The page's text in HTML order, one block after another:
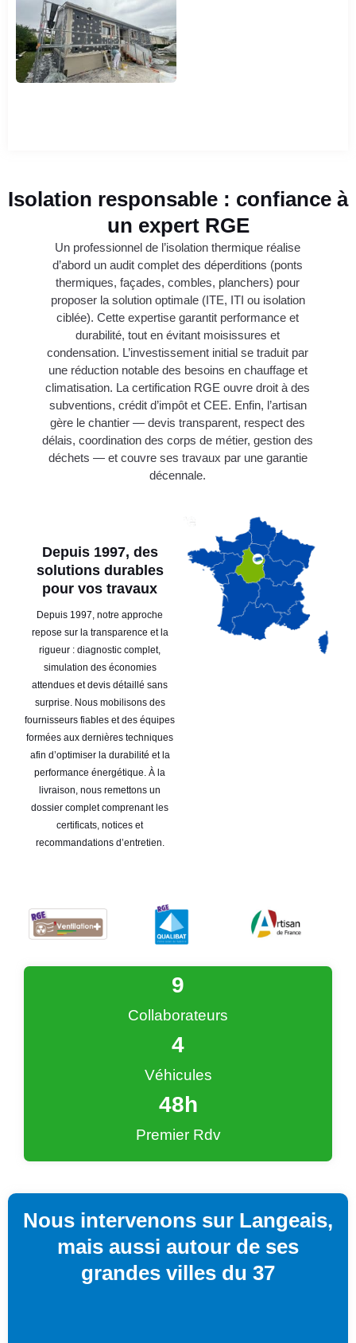
Isolation responsable : confiance à
un expert RGE
Un professionnel de l’isolation thermique réalise
d’abord un audit complet des déperditions (ponts
thermiques, façades, combles, planchers) pour
proposer la solution optimale (ITE, ITI ou isolation
ciblée). Cette expertise garantit performance et
durabilité, tout en évitant moisissures et
condensation. L’investissement initial se traduit par
une réduction notable des besoins en chauffage et
climatisation. La certification RGE ouvre droit à des
subventions, crédit d’impôt et CEE. Enfin, l’artisan
gère le chantier — devis transparent, respect des
délais, coordination des corps de métier, gestion des
déchets — et couvre ses travaux par une garantie
décennale.
Depuis 1997, des
solutions durables
pour vos travaux
Depuis 1997, notre approche
repose sur la transparence et la
rigueur : diagnostic complet,
simulation des économies
attendues et devis détaillé sans
surprise. Nous mobilisons des
fournisseurs fiables et des équipes
formées aux dernières techniques
afin d’optimiser la durabilité et la
performance énergétique. À la
livraison, nous remettons un
dossier complet comprenant les
certificats, notices et
recommandations d’entretien.
Collaborateurs
9
Véhicules
4
Premier Rdv
48h
Nous intervenons sur Langeais,
mais aussi autour de ses
grandes villes du 37